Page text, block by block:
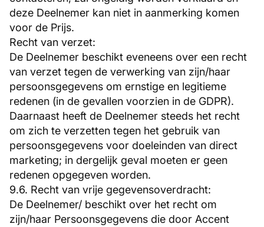
deze Deelnemer kan niet in aanmerking komen
voor de Prijs.
Recht van verzet:
De Deelnemer beschikt eveneens over een recht
van verzet tegen de verwerking van zijn/haar
persoonsgegevens om ernstige en legitieme
redenen (in de gevallen voorzien in de GDPR).
Daarnaast heeft de Deelnemer steeds het recht
om zich te verzetten tegen het gebruik van
persoonsgegevens voor doeleinden van direct
marketing; in dergelijk geval moeten er geen
redenen opgegeven worden.
9.6. Recht van vrije gegevensoverdracht:
De Deelnemer/ beschikt over het recht om
zijn/haar Persoonsgegevens die door Accent